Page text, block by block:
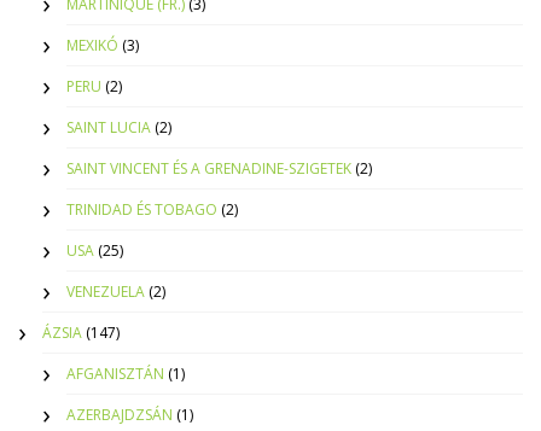
MARTINIQUE (FR.) (3)
MEXIKÓ (3)
PERU (2)
SAINT LUCIA (2)
SAINT VINCENT ÉS A GRENADINE-SZIGETEK (2)
TRINIDAD ÉS TOBAGO (2)
USA (25)
VENEZUELA (2)
ÁZSIA (147)
AFGANISZTÁN (1)
AZERBAJDZSÁN (1)